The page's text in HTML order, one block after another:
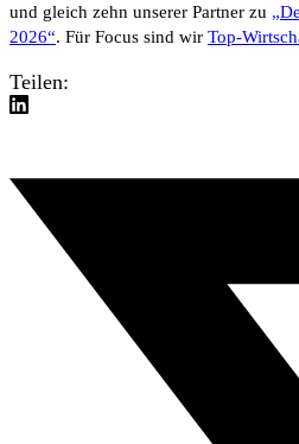
und gleich zehn unserer Partner zu
2026“. Für Focus sind wir Top-
Teilen: